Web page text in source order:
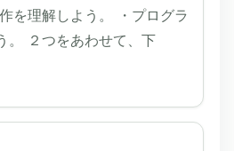
を理解しよう。 ・プログラ
。 ２つをあわせて、下